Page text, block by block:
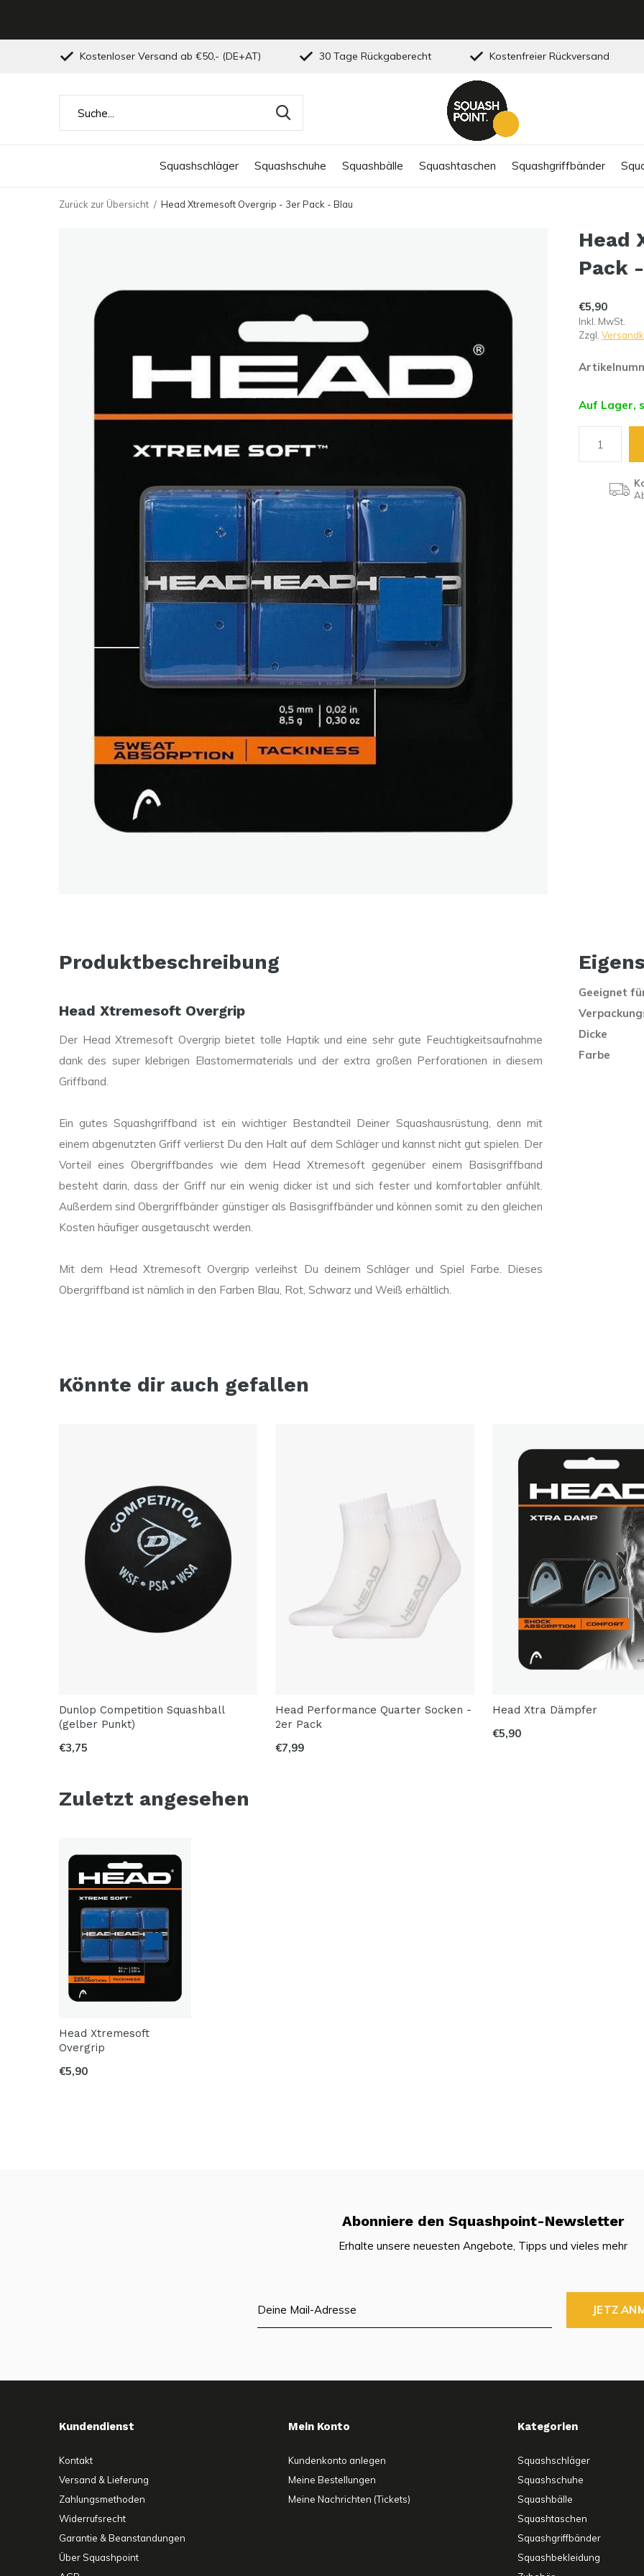
Squashschläger Squashschuhe Squashbälle Squashtaschen Squashgriffbänder
Kostenloser Versand ab €50,- (DE+AT) 30 Tage Rückgaberecht Kostenfreier Rückversand
Zurück zur Übersicht Head Xtremesoft Overgrip - 3er Pack - Blau
Head
Pack
€5,90
Inkl. MwSt.
Zzgl.
Auf Lager,
Produktbeschreibung
Head Xtremesoft Overgrip
Der Head Xtremesoft Overgrip bietet tolle Haptik und eine sehr gute Feuchtigkeitsaufnahme
dank des super klebrigen Elastomermaterials und der extra großen Perforationen in diesem
Griffband.
Ein gutes Squashgriffband ist ein wichtiger Bestandteil Deiner Squashausrüstung, denn mit
einem abgenutzten Griff verlierst Du den Halt auf dem Schläger und kannst nicht gut spielen. Der
Vorteil eines Obergriffbandes wie dem Head Xtremesoft gegenüber einem Basisgriffband
besteht darin, dass der Griff nur ein wenig dicker ist und sich fester und komfortabler anfühlt.
Außerdem sind Obergriffbänder günstiger als Basisgriffbänder und können somit zu den gleichen
Kosten häufiger ausgetauscht werden.
Mit dem Head Xtremesoft Overgrip verleihst Du deinem Schläger und Spiel Farbe. Dieses
Obergriffband ist nämlich in den Farben Blau, Rot, Schwarz und Weiß erhältlich.
Geeignet
Dicke
Farbe
Könnte dir auch gefallen
Dunlop Competition Squashball
(gelber Punkt)
€3,75
Head Performance Quarter Socken -
2er Pack
€7,99
Head Xtra Dämpfer
€5,90
Zuletzt angesehen
Head Xtremesoft
Overgrip
€5,90
Abonniere den Squashpoint-Newsletter
Erhalte unsere neuesten Angebote, Tipps und vieles mehr
JETZ
Kundendienst
Kontakt
Versand & Lieferung
Zahlungsmethoden
Widerrufsrecht
Garantie & Beanstandungen
Über Squashpoint
Mein Konto
Kundenkonto anlegen
Meine Bestellungen
Meine Nachrichten (Tickets)
Kategorien
Squashschläger
Squashschuhe
Squashbälle
Squashtaschen
Squashgriffbänder
Squashbekleidung